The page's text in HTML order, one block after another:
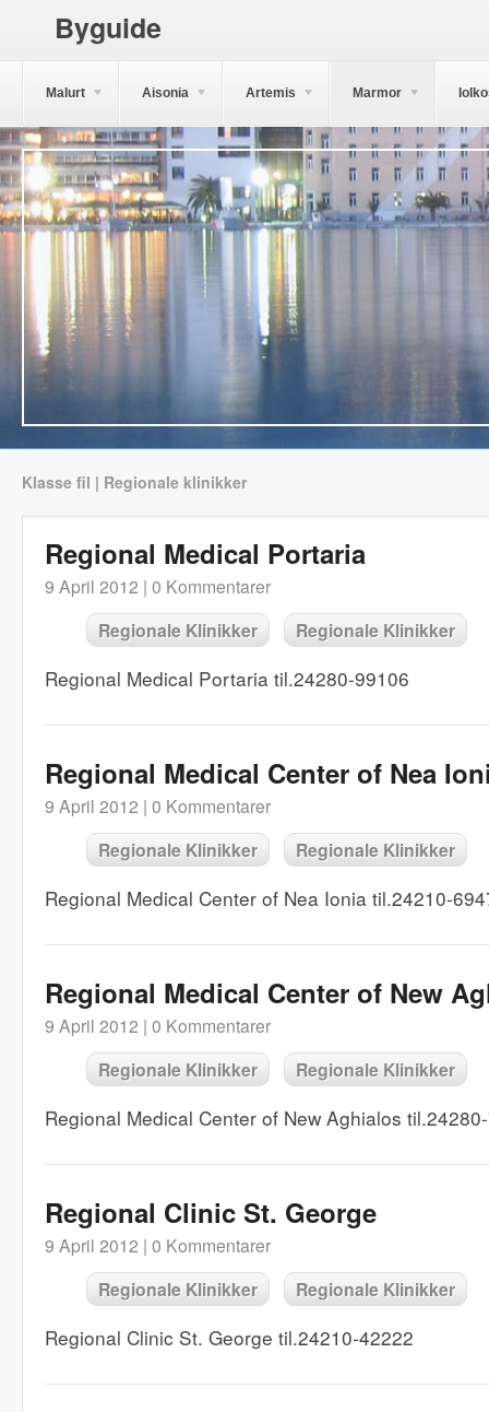
Byguide
Malurt Aisonia Artemis Marmor
Klasse fil | Regionale klinikker
Regional Medical Portaria
9 April 2012 | 0 Kommentarer
Regionale Klinikker Regionale Klinikker
Regional Medical Portaria til.24280-99106
Regional Medical Center of Nea
9 April 2012 | 0 Kommentarer
Regionale Klinikker Regionale Klinikker
Regional Medical Center of Nea Ionia til.24210-
Regional Medical Center of New
9 April 2012 | 0 Kommentarer
Regionale Klinikker Regionale Klinikker
Regional Medical Center of New Aghialos
Regional Clinic St. George
9 April 2012 | 0 Kommentarer
Regionale Klinikker Regionale Klinikker
Regional Clinic St. George til.24210-42222